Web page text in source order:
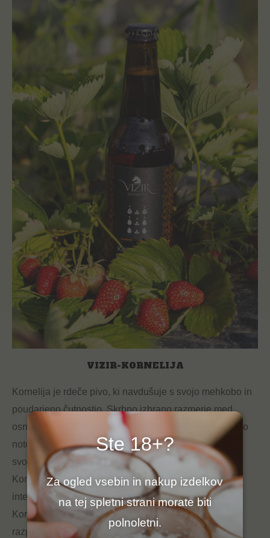
VIZIR-KORNELIJA
Kornelija je rdeče pivo, ki navdušuje s svojo mehkobo in
poudarjeno čutnostjo. Skrbno izbrano razmerje med
osnovnimi in praženimi sladi ustvarja sladko karamelno
noto, ki jo nežno dopolnjujejo izbrani dišavni hmelji. S
svojim prijetnim aromatičnim profilom in sladkobo je
Kornelija popolna izbira za vse, ki uživajo v manj
intenzivnih pivskih okusih. V mesecu maju prinaša
Kornelija v vašo kozarec svežino in prijetno pomladno
razpoloženje.
Ste 18+?
Za ogled vsebin in nakup izdelkov
na tej spletni strani morate biti
polnoletni.